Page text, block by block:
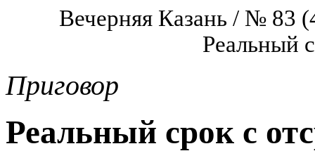
Вечерняя Казань / № 83
Реальный
Приговор
Реальный срок с